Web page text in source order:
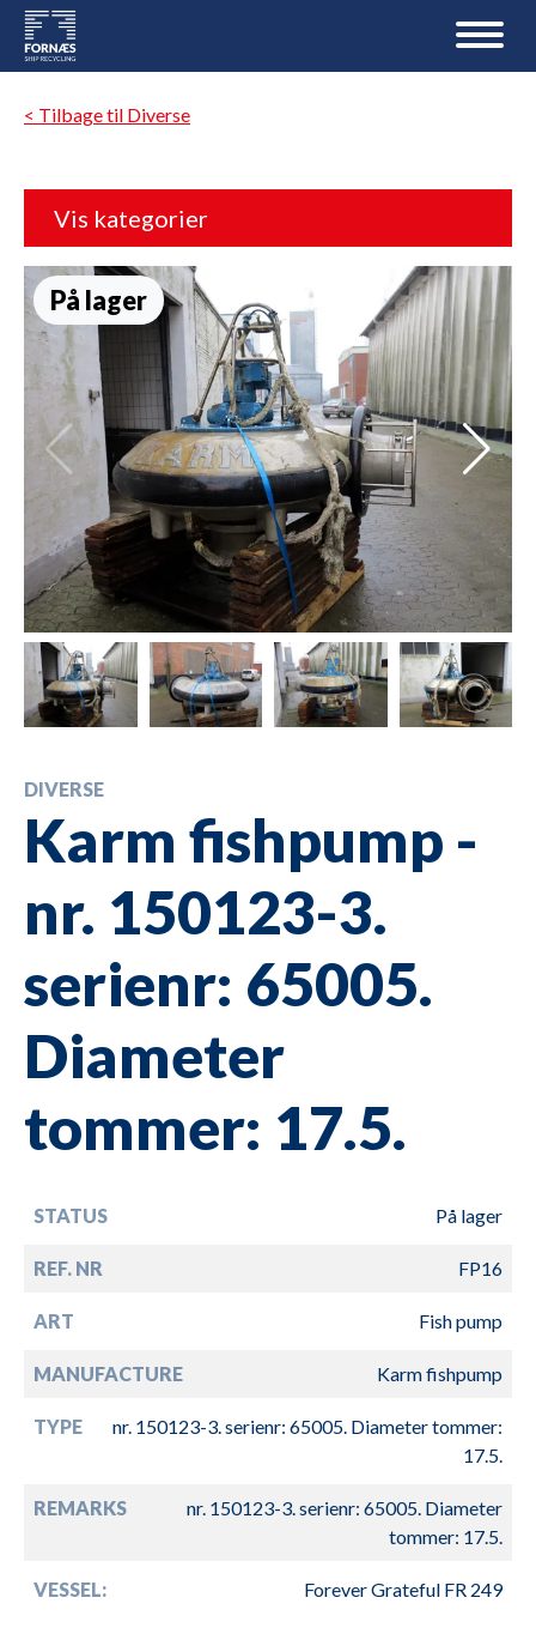
< Tilbage til Diverse
Vis kategorier
På lager
DIVERSE
Karm fishpump -
nr. 150123-3.
serienr: 65005.
Diameter
tommer: 17.5.
STATUS På lager
REF. NR FP16
ART Fish pump
MANUFACTURE Karm fishpump
TYPE
nr. 150123-3. serienr: 65005. Diameter tommer:
17.5.
REMARKS
nr. 150123-3. serienr: 65005. Diameter
tommer: 17.5.
VESSEL: Forever Grateful FR 249